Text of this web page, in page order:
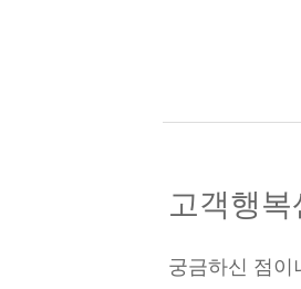
고객행복
궁금하신 점이